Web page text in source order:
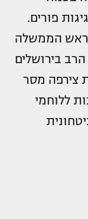
פורים.
ראש הממשלה
בירושלים
צירפה מסר
ללוחמי